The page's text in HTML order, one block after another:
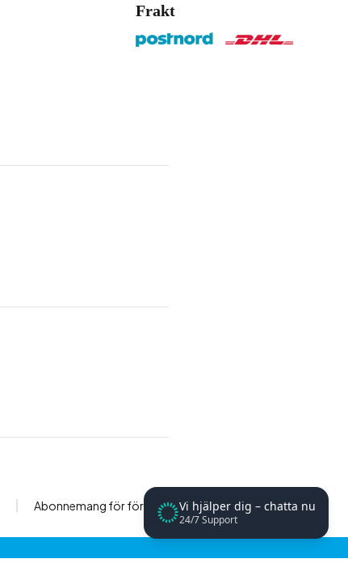
Vi hjälper dig – chatta nu
24/7 Support
Frakt
Abonnemang för företag